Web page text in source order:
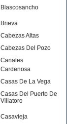
Blascosancho
Brieva
Cabezas Altas
Cabezas Del Pozo
Canales
Cardenosa
Casas De La Vega
Casas Del Puerto De
Villatoro
Casavieja